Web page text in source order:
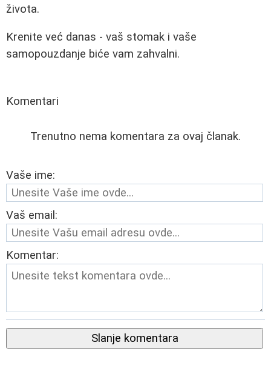
života.
Krenite već danas - vaš stomak i vaše
samopouzdanje biće vam zahvalni.
Komentari
Trenutno nema komentara za ovaj članak.
Vaše ime:
Vaš email:
Komentar:
Slanje komentara